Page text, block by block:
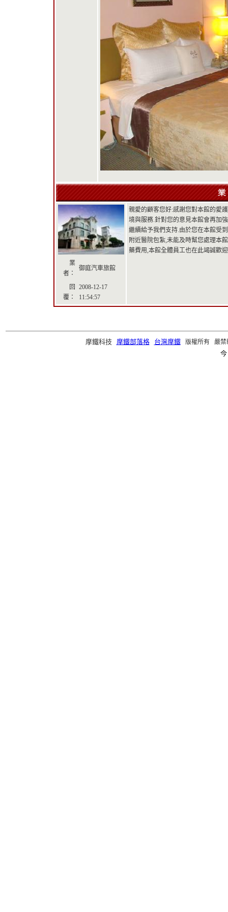
業
者：
御庭汽車旅館
回
覆：
2008-12-17
11:54:57
親愛的顧客您好:感謝您對本館的愛
境與服務.針對您的意見本館會再加
繼續給予我們支持.由於您在本館受
附近醫院包紮,未能及時幫您處理本
藥費用,本館全體員工也在此竭誠歡
摩鐵科技 摩鐵部落格 台灣摩鐵版權所有 嚴禁